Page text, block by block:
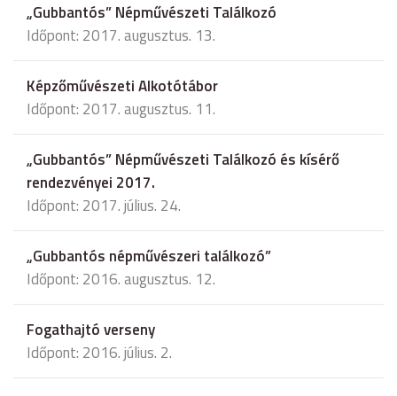
„Gubbantós” Népművészeti Találkozó
Időpont: 2017. augusztus. 13.
Képzőművészeti Alkotótábor
Időpont: 2017. augusztus. 11.
„Gubbantós” Népművészeti Találkozó és kísérő
rendezvényei 2017.
Időpont: 2017. július. 24.
„Gubbantós népművészeri találkozó”
Időpont: 2016. augusztus. 12.
Fogathajtó verseny
Időpont: 2016. július. 2.